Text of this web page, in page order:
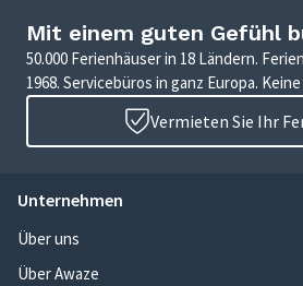
Mit einem guten Gefühl
50.000 Ferienhäuser in 18 Ländern.
1968. Servicebüros in ganz Europa.
Vermieten Sie Ihr
Unternehmen
Über uns
Über Awaze